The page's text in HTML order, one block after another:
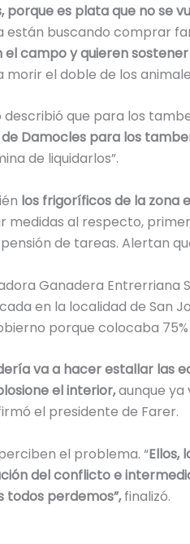
es plata que no se
están buscando comprar
campo y quieren
morir el doble de los
que para los
de Damocles para los
de liquidarlos”.
los frigoríficos de la zona
al respecto,
de tareas. Alertan
Ganadera Entrerriana
en la localidad de San
porque colocaba
va a hacer estallar las
el interior,aunque ya
el presidente de Farer.
el problema. “Ellos,
del conflicto e
todos perdemos”,finalizó.